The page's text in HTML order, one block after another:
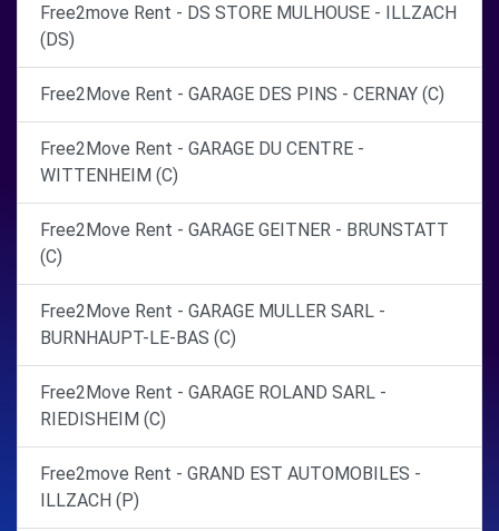
Free2move Rent - DS STORE MULHOUSE - ILLZACH
(DS)
Free2Move Rent - GARAGE DES PINS - CERNAY (C)
Free2Move Rent - GARAGE DU CENTRE -
WITTENHEIM (C)
Free2Move Rent - GARAGE GEITNER - BRUNSTATT
(C)
Free2Move Rent - GARAGE MULLER SARL -
BURNHAUPT-LE-BAS (C)
Free2Move Rent - GARAGE ROLAND SARL -
RIEDISHEIM (C)
Free2move Rent - GRAND EST AUTOMOBILES -
ILLZACH (P)